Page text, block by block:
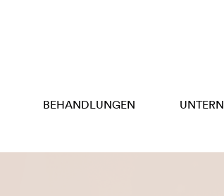
BEHANDLUNGEN